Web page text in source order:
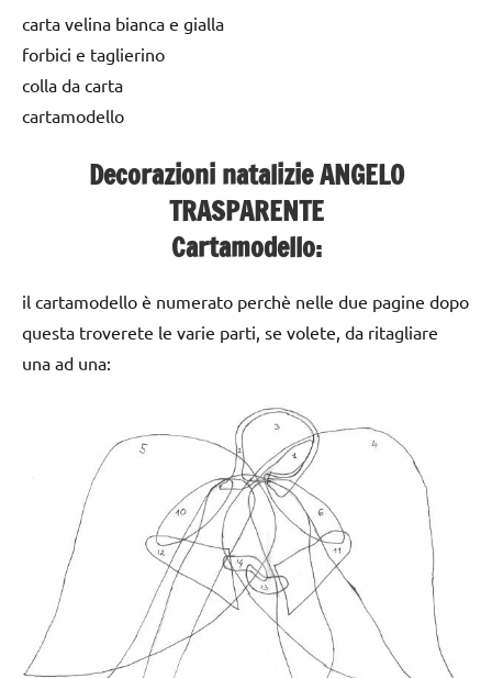
carta velina bianca e gialla
forbici e taglierino
colla da carta
cartamodello
Decorazioni natalizie ANGELO
TRASPARENTE
Cartamodello:
il cartamodello è numerato perchè nelle due pagine dopo
questa troverete le varie parti, se volete, da ritagliare
una ad una: